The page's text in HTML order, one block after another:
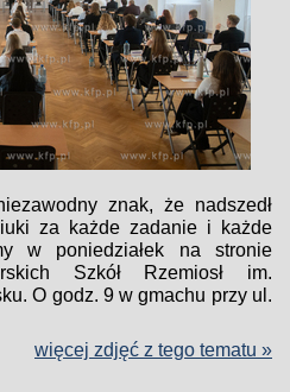
znak, że nadszedł
za każde zadanie i każde
w poniedziałek na stronie
Szkół Rzemiosł im.
O godz. 9 w gmachu przy ul.
więcej zdjęć z tego tematu »